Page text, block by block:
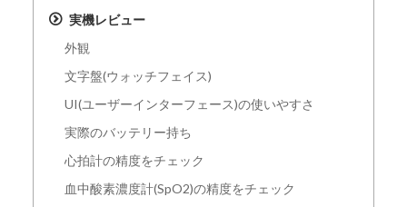
実機レビュー
外観
文字盤(ウォッチフェイス)
UI(ユーザーインターフェース)の使いやすさ
実際のバッテリー持ち
心拍計の精度をチェック
血中酸素濃度計(SpO2)の精度をチェック